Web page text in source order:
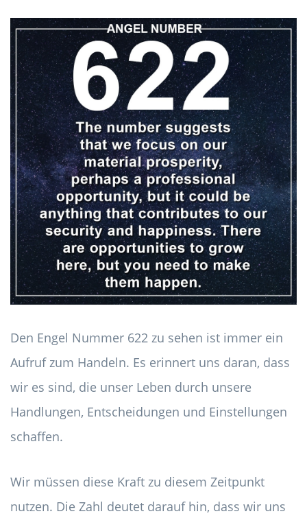
Den Engel Nummer 622 zu sehen ist immer ein
Aufruf zum Handeln. Es erinnert uns daran, dass
wir es sind, die unser Leben durch unsere
Handlungen, Entscheidungen und Einstellungen
schaffen.
Wir müssen diese Kraft zu diesem Zeitpunkt
nutzen. Die Zahl deutet darauf hin, dass wir uns